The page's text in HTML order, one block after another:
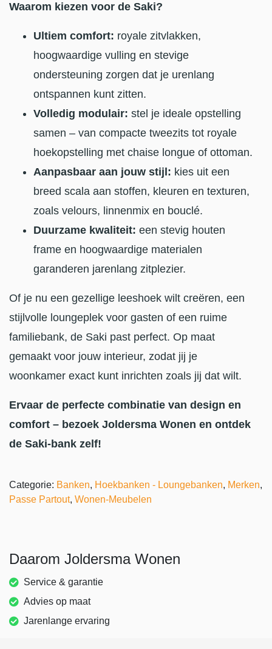
Waarom kiezen voor de Saki?
Ultiem comfort: royale zitvlakken,
hoogwaardige vulling en stevige
ondersteuning zorgen dat je urenlang
ontspannen kunt zitten.
Volledig modulair: stel je ideale opstelling
samen – van compacte tweezits tot royale
hoekopstelling met chaise longue of ottoman.
Aanpasbaar aan jouw stijl: kies uit een
breed scala aan stoffen, kleuren en texturen,
zoals velours, linnenmix en bouclé.
Duurzame kwaliteit: een stevig houten
frame en hoogwaardige materialen
garanderen jarenlang zitplezier.
Of je nu een gezellige leeshoek wilt creëren, een
stijlvolle loungeplek voor gasten of een ruime
familiebank, de Saki past perfect. Op maat
gemaakt voor jouw interieur, zodat jij je
woonkamer exact kunt inrichten zoals jij dat wilt.
Ervaar de perfecte combinatie van design en
comfort – bezoek Joldersma Wonen en ontdek
de Saki-bank zelf!
Categorie: Banken, Hoekbanken - Loungebanken, Merken,
Passe Partout, Wonen-Meubelen
Daarom Joldersma Wonen
Service & garantie
Advies op maat
Jarenlange ervaring